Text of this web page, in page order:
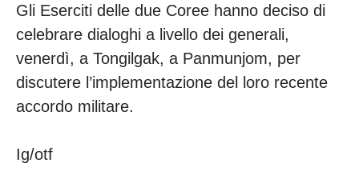
Gli Eserciti delle due Coree hanno deciso di
celebrare dialoghi a livello dei generali,
venerdì, a Tongilgak, a Panmunjom, per
discutere l’implementazione del loro recente
accordo militare.
Ig/otf